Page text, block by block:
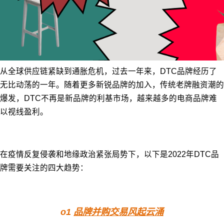
从全球供应链紧缺到通胀危机，过去一年来，DTC品牌经历了
无比动荡的一年。随着更多新锐品牌的加入，传统老牌融资潮的
爆发，DTC不再是新品牌的利基市场，越来越多的电商品牌难
以视线盈利。
在疫情反复侵袭和地缘政治紧张局势下，以下是2022年DTC品
牌需要关注的四大趋势：
o1 品牌并购交易风起云涌